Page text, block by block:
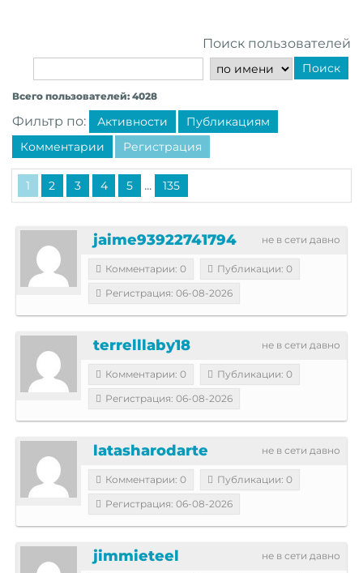
Поиск пользователей
Поиск
Всего пользователей: 4028
Фильтр по: Активности
Публикациям
Комментарии
Регистрация
1 2 3 4 5 ... 135
не в сети давно
jaime93922741794
Комментарии: 0
Публикации: 0
Регистрация: 06-08-2026
не в сети давно
terrelllaby18
Комментарии: 0
Публикации: 0
Регистрация: 06-08-2026
не в сети давно
latasharodarte
Комментарии: 0
Публикации: 0
Регистрация: 06-08-2026
не в сети давно
jimmieteel